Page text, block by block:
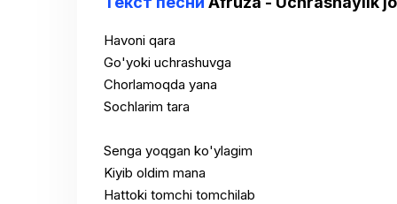
Havoni qara
Go'yoki uchrashuvga
Chorlamoqda yana
Sochlarim tara
Senga yoqgan ko'ylagim
Kiyib oldim mana
Hattoki tomchi tomchilab